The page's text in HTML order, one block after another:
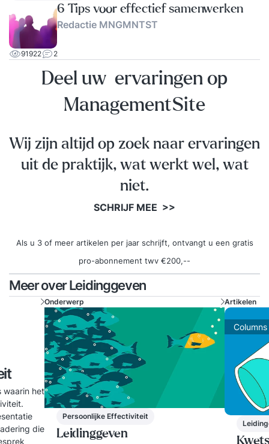
6 Tips voor effectief samenwerken
Redactie MNGMNTST
91922 2
Deel uw ervaringen op
ManagementSite
Wij zijn altijd op zoek naar ervaringen
uit de praktijk, wat werkt wel, wat
niet.
SCHRIJF MEE >>
Als u 3 of meer artikelen per jaar schrijft, ontvangt u een gratis
pro-abonnement twv €200,--
Meer over Leidinggeven
waarin het
die
Onderwerp
Persoonlijke Effectiviteit
Leidinggeven
Artikelen
Columns